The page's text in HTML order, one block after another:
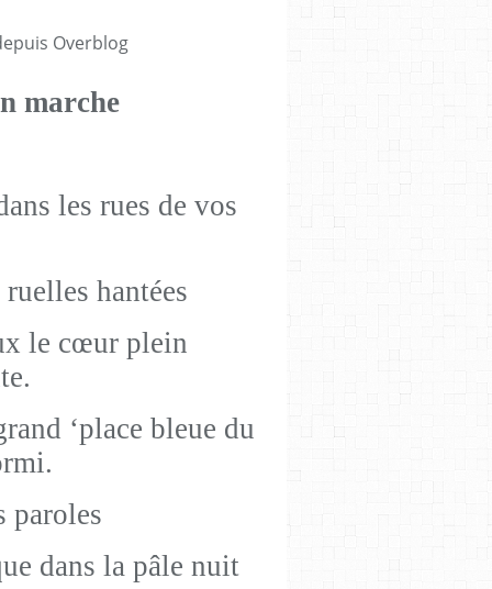
Overblog
marche
les rues de vos
hantées
le cœur plein
‘place bleue du
paroles
dans la pâle nuit